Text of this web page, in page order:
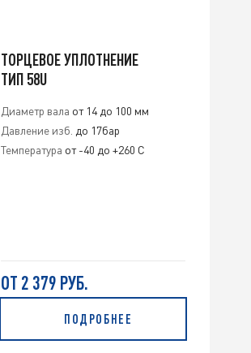
ТОРЦЕВОЕ УПЛОТНЕНИЕ
ТИП 58U
Диаметр вала от 14 до 100 мм
Давление изб. до 17бар
Температура от -40 до +260 С
ОТ 2 379 РУБ.
ПОДРОБНЕЕ